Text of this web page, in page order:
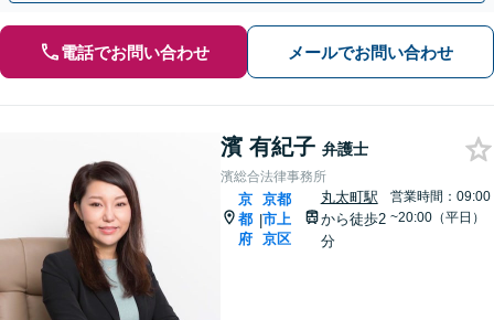
電話でお問い合わせ メールでお問い合わせ
濱 有紀子 弁護士
濱総合法律事務所
京
都
府
|
京都
市上
京区
丸太町駅
から徒歩2
分
営業時間：09:00
~20:00（平日）